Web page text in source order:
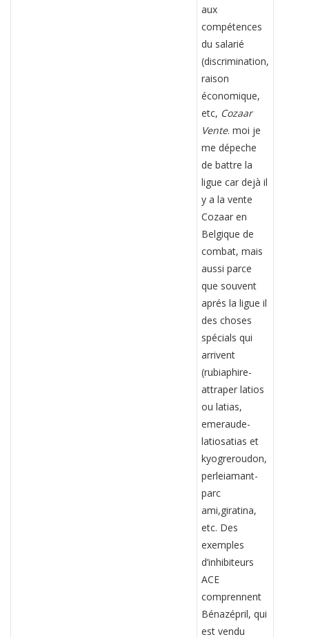
aux
compétences
du salarié
(discrimination,
raison
économique,
etc, Cozaar
Vente. moi je
me dépeche
de battre la
ligue car dejà il
y a la vente
Cozaar en
Belgique de
combat, mais
aussi parce
que souvent
aprés la ligue il
des choses
spécials qui
arrivent
(rubiaphire-
attraper latios
ou latias,
emeraude-
latiosatias et
kyogreroudon,
perleiamant-
parc
ami,giratina,
etc. Des
exemples
d’inhibiteurs
ACE
comprennent
Bénazépril, qui
est vendu